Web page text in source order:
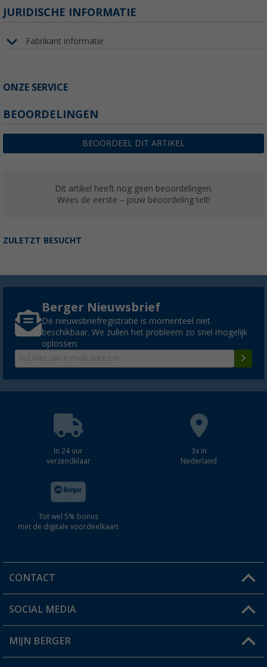
JURIDISCHE INFORMATIE
Fabrikant informatie
ONZE SERVICE
BEOORDELINGEN
BEOORDEEL DIT ARTIKEL
Dit artikel heeft nog geen beoordelingen.
Wees de eerste – jouw beoordeling telt!
ZULETZT BESUCHT
Berger Nieuwsbrief
De nieuwsbriefregistratie is momenteel niet
beschikbaar. We zullen het probleem zo snel mogelijk
oplossen.
In 24 uur
verzendklaar
3x in
Nederland
Tot wel 5% bonus
met de digitale voordeelkaart
CONTACT
Een vraag?
Winkel vinden
SOCIAL MEDIA
MIJN BERGER